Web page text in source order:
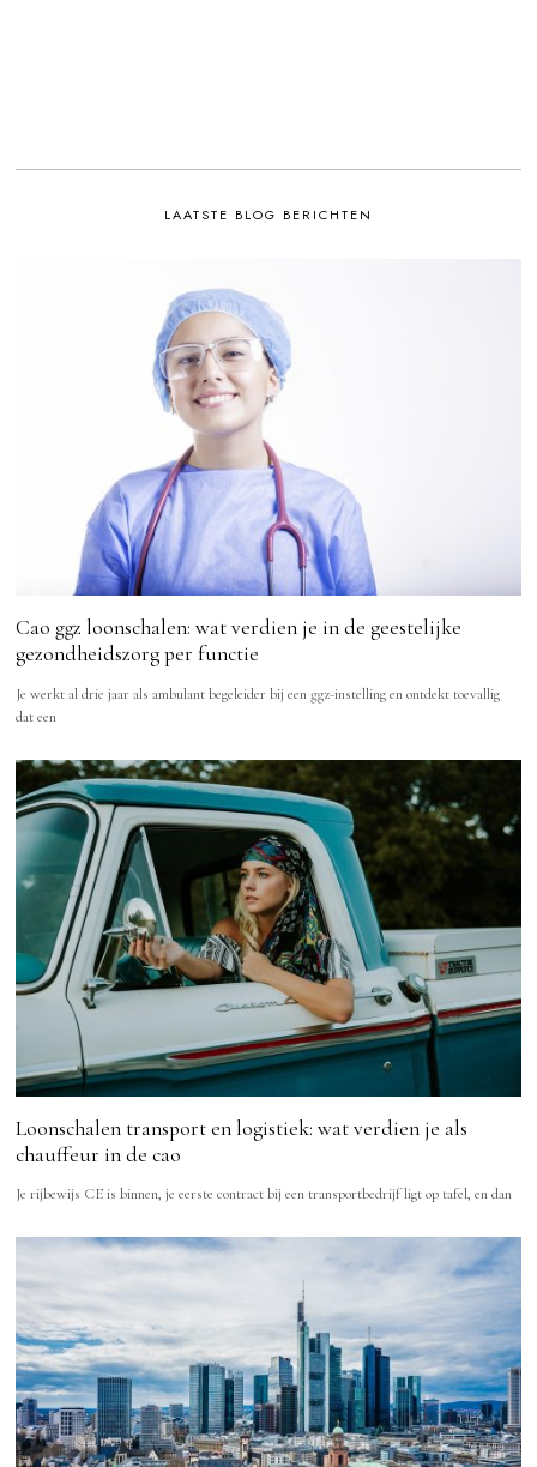
LAATSTE BLOG BERICHTEN
Cao ggz loonschalen: wat verdien je in de geestelijke
gezondheidszorg per functie
Je werkt al drie jaar als ambulant begeleider bij een ggz-instelling en ontdekt toevallig
dat een
Loonschalen transport en logistiek: wat verdien je als
chauffeur in de cao
Je rijbewijs CE is binnen, je eerste contract bij een transportbedrijf ligt op tafel, en dan